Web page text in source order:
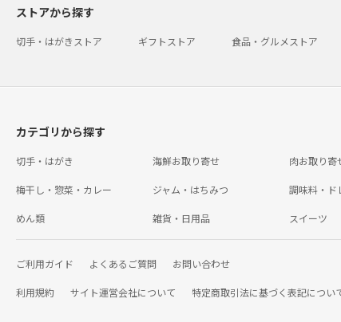
ストアから探す
切手・はがきストア ギフトストア 食品・グルメストア
カテゴリから探す
切手・はがき 海鮮お取り寄せ 肉お取り寄
梅干し・惣菜・カレー ジャム・はちみつ 調味料・ド
めん類 雑貨・日用品 スイーツ
ご利用ガイド よくあるご質問 お問い合わせ
利用規約 サイト運営会社について 特定商取引法に基づく表記につい